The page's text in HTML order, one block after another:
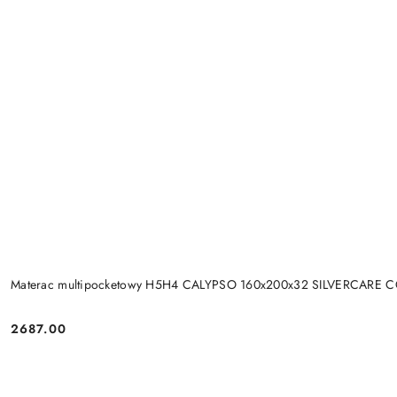
Materac multipocketowy H5H4 CALYPSO 160x200x32 SILVERCARE
Cena:
2687.00